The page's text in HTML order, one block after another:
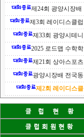
제24회 광양시장배
제3회 레이디스클럽
제33회 광양시테니
2025 로드맵 수학학
제21회 상아스포츠
광양시장배 전국동
제2회 레이디스클